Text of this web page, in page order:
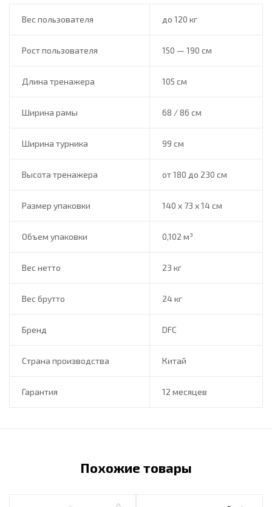
Вес пользователя до 120 кг
Рост пользователя 150 — 190 см
Длина тренажера 105 см
Ширина рамы 68 / 86 см
Ширина турника 99 см
Высота тренажера от 180 до 230 см
Размер упаковки 140 х 73 х 14 см
Объем упаковки 0,102 м³
Вес нетто 23 кг
Вес брутто 24 кг
Бренд DFC
Страна производства Китай
Гарантия 12 месяцев
Похожие товары